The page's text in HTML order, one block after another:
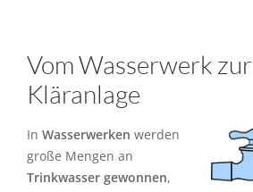
Vom Wasserwerk zur
Kläranlage
In Wasserwerken werden
große Mengen an
Trinkwasser gewonnen,